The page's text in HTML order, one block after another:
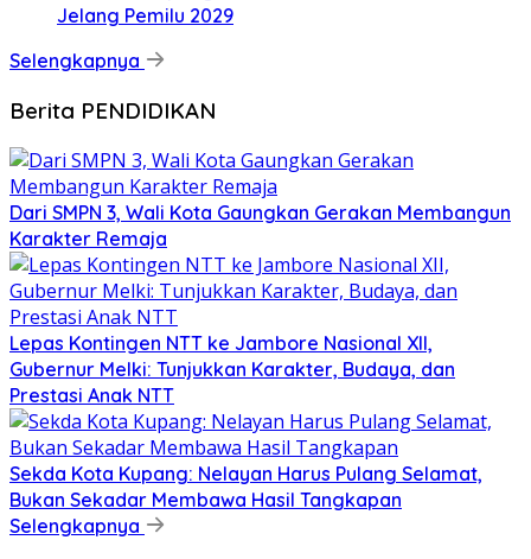
Jelang Pemilu 2029
Selengkapnya
Berita PENDIDIKAN
Dari SMPN 3, Wali Kota Gaungkan Gerakan Membangun
Karakter Remaja
Lepas Kontingen NTT ke Jambore Nasional XII,
Gubernur Melki: Tunjukkan Karakter, Budaya, dan
Prestasi Anak NTT
Sekda Kota Kupang: Nelayan Harus Pulang Selamat,
Bukan Sekadar Membawa Hasil Tangkapan
Selengkapnya